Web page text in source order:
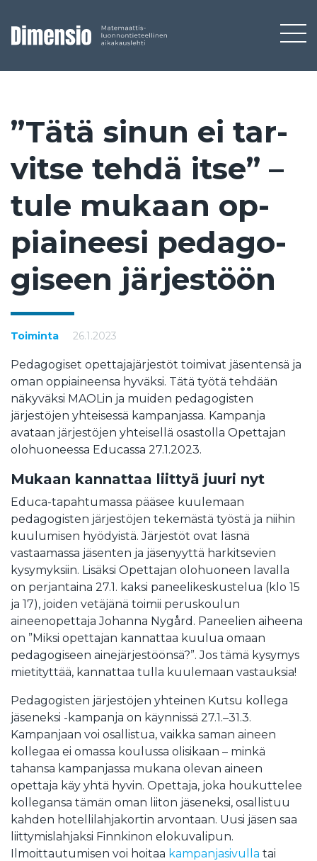
”Tä­tä si­nun ei tar­
vit­se teh­dä it­se” –
tu­le mu­kaan op­
piai­nee­si pe­da­go­
gi­seen jär­jes­töön
Toiminta 26.1.2023
Pedagogiset opettajajärjestöt toimivat jäsentensä ja
oman oppiaineensa hyväksi. Tätä työtä tehdään
näkyväksi MAOLin ja muiden pedagogisten
järjestöjen yhteisessä kampanjassa. Kampanja
avataan järjestöjen yhteisellä osastolla Opettajan
olohuoneessa Educassa 27.1.2023.
Mukaan kannattaa liittyä juuri nyt
Educa-tapahtumassa pääsee kuulemaan
pedagogisten järjestöjen tekemästä työstä ja niihin
kuulumisen hyödyistä. Järjestöt ovat läsnä
vastaamassa jäsenten ja jäsenyyttä harkitsevien
kysymyksiin. Lisäksi Opettajan olohuoneen lavalla
on perjantaina 27.1. kaksi paneelikeskustelua (klo 15
ja 17), joiden vetäjänä toimii peruskoulun
aineenopettaja Johanna Nygård. Paneelien aiheena
on ”Miksi opettajan kannattaa kuulua omaan
pedagogiseen ainejärjestöönsä?”. Jos tämä kysymys
mietityttää, kannattaa tulla kuulemaan vastauksia!
Pedagogisten järjestöjen yhteinen Kutsu kollega
jäseneksi -kampanja on käynnissä 27.1.–31.3.
Kampanjaan voi osallistua, vaikka saman aineen
kollegaa ei omassa koulussa olisikaan – minkä
tahansa kampanjassa mukana olevan aineen
opettaja käy yhtä hyvin. Opettaja, joka houkuttelee
kollegansa tämän oman liiton jäseneksi, osallistuu
kahden hotellilahjakortin arvontaan. Uusi jäsen saa
liittymislahjaksi Finnkinon elokuvalipun.
Ilmoittautumisen voi hoitaa kampanjasivulla tai